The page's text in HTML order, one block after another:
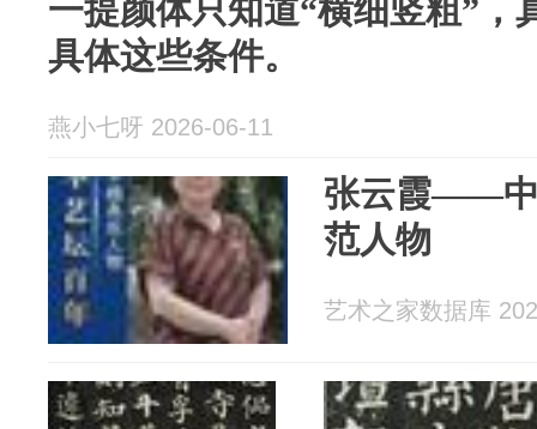
一提颜体只知道“横细竖粗”，
具体这些条件。
燕小七呀 2026-06-11
张云霞——中
范人物
艺术之家数据库